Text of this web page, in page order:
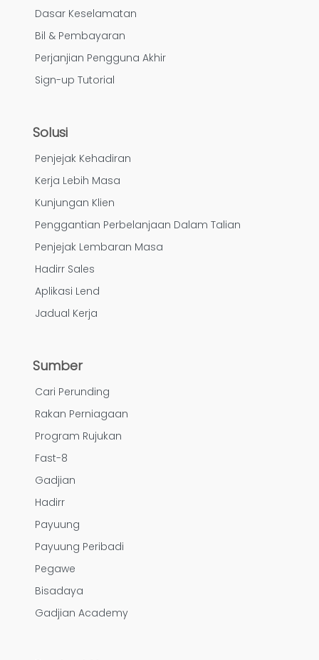
Dasar Keselamatan
Bil & Pembayaran
Perjanjian Pengguna Akhir
Sign-up Tutorial
Solusi
Penjejak Kehadiran
Kerja Lebih Masa
Kunjungan Klien
Penggantian Perbelanjaan Dalam Talian
Penjejak Lembaran Masa
Hadirr Sales
Aplikasi Lend
Jadual Kerja
Sumber
Cari Perunding
Rakan Perniagaan
Program Rujukan
Fast-8
Gadjian
Hadirr
Payuung
Payuung Peribadi
Pegawe
Bisadaya
Gadjian Academy